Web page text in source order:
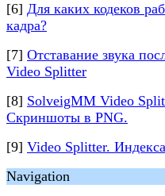
[6] Для каких кодеков
кадра?
[7] Отставание звука
Video Splitter
[8] SolveigMM Video
Скриншоты в PNG.
[9] Video Splitter.
Navigation